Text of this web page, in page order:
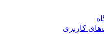
کاربری